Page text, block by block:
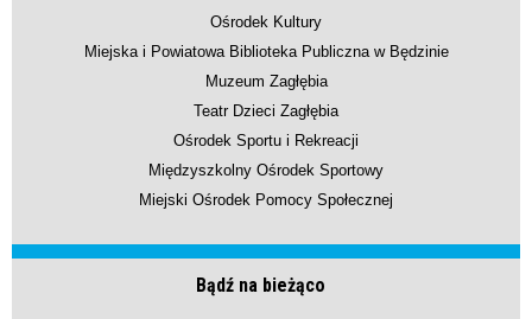
Ośrodek Kultury
Miejska i Powiatowa Biblioteka Publiczna w Będzinie
Muzeum Zagłębia
Teatr Dzieci Zagłębia
Ośrodek Sportu i Rekreacji
Międzyszkolny Ośrodek Sportowy
Miejski Ośrodek Pomocy Społecznej
Bądź na bieżąco